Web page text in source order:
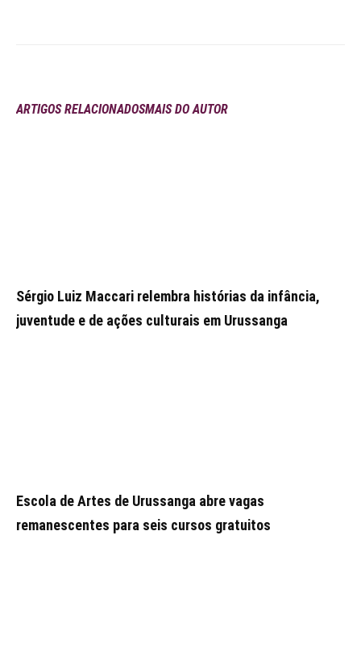
ARTIGOS RELACIONADOSMAIS DO AUTOR
Sérgio Luiz Maccari relembra histórias da infância,
juventude e de ações culturais em Urussanga
Escola de Artes de Urussanga abre vagas
remanescentes para seis cursos gratuitos